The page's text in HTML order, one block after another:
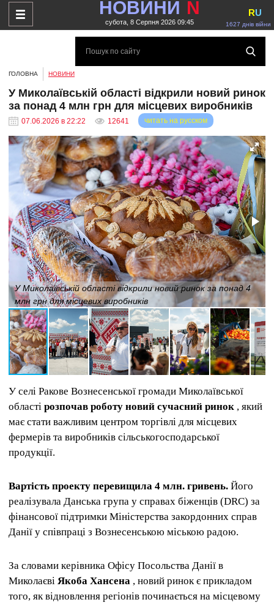
НОВИНИ N
субота, 8 Серпня 2026 09:45 1627 днів війни
RU
ГОЛОВНА НОВИНИ
У Миколаївській області відкрили новий ринок
за понад 4 млн грн для місцевих виробників
07.06.2026 в 22:22 12641 читать на русском
У Миколаївській області відкрили новий ринок за понад 4
млн грн для місцевих виробників
У селі Ракове Вознесенської громади Миколаївської
області розпочав роботу новий сучасний ринок , який
має стати важливим центром торгівлі для місцевих
фермерів та виробників сільськогосподарської
продукції.
Вартість проекту перевищила 4 млн. гривень. Його
реалізувала Данська група у справах біженців (DRC) за
фінансової підтримки Міністерства закордонних справ
Данії у співпраці з Вознесенською міською радою.
За словами керівника Офісу Посольства Данії в
Миколаєві Якоба Хансена , новий ринок є прикладом
того, як відновлення регіонів починається на місцевому